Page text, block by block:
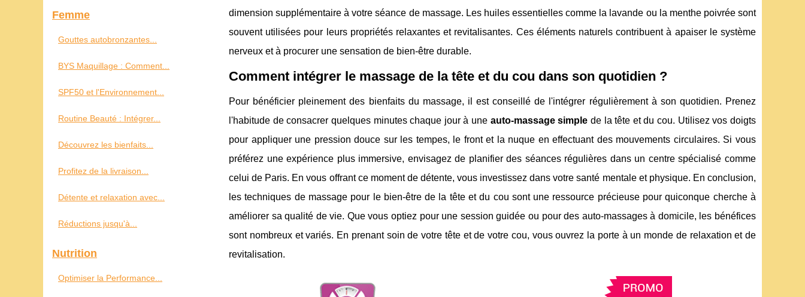
dimension supplémentaire à votre séance de massage. Les huiles essentielles comme la lavande ou la menthe poivrée sont
souvent utilisées pour leurs propriétés relaxantes et revitalisantes. Ces éléments naturels contribuent à apaiser le système
nerveux et à procurer une sensation de bien-être durable.
Comment intégrer le massage de la tête et du cou dans son quotidien ?
Pour bénéficier pleinement des bienfaits du massage, il est conseillé de l'intégrer régulièrement à son quotidien. Prenez
l'habitude de consacrer quelques minutes chaque jour à une auto-massage simple de la tête et du cou. Utilisez vos doigts
pour appliquer une pression douce sur les tempes, le front et la nuque en effectuant des mouvements circulaires. Si vous
préférez une expérience plus immersive, envisagez de planifier des séances régulières dans un centre spécialisé comme
celui de Paris. En vous offrant ce moment de détente, vous investissez dans votre santé mentale et physique. En conclusion,
les techniques de massage pour le bien-être de la tête et du cou sont une ressource précieuse pour quiconque cherche à
améliorer sa qualité de vie. Que vous optiez pour une session guidée ou pour des auto-massages à domicile, les bénéfices
sont nombreux et variés. En prenant soin de votre tête et de votre cou, vous ouvrez la porte à un monde de relaxation et de
revitalisation.
Femme
Gouttes autobronzantes...
BYS Maquillage : Comment...
SPF50 et l'Environnement...
Routine Beauté : Intégrer...
Découvrez les bienfaits...
Profitez de la livraison...
Détente et relaxation avec...
Réductions jusqu'à...
Nutrition
Optimiser la Performance...